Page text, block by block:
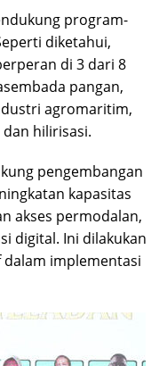
program-
diketahui,
di 3 dari 8
pangan,
agromaritim,
hilirisasi.
pengembangan
kapasitas
akses permodalan,
digital. Ini dilakukan
implementasi